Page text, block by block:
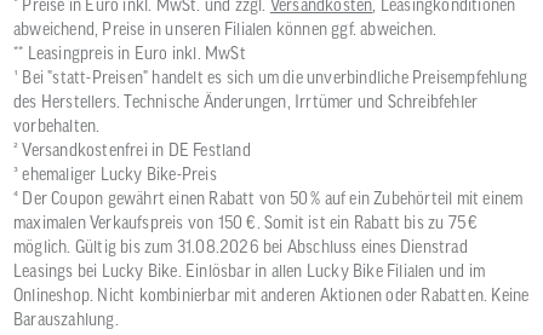
* Preise in Euro inkl. MwSt. und zzgl. Versandkosten, Leasingkonditionen
abweichend, Preise in unseren Filialen können ggf. abweichen.
** Leasingpreis in Euro inkl. MwSt
¹ Bei "statt-Preisen" handelt es sich um die unverbindliche Preisempfehlung
des Herstellers. Technische Änderungen, Irrtümer und Schreibfehler
vorbehalten.
² Versandkostenfrei in DE Festland
³ ehemaliger Lucky Bike-Preis
⁴ Der Coupon gewährt einen Rabatt von 50 % auf ein Zubehörteil mit einem
maximalen Verkaufspreis von 150 €. Somit ist ein Rabatt bis zu 75 €
möglich. Gültig bis zum 31.08.2026 bei Abschluss eines Dienstrad
Leasings bei Lucky Bike. Einlösbar in allen Lucky Bike Filialen und im
Onlineshop. Nicht kombinierbar mit anderen Aktionen oder Rabatten. Keine
Barauszahlung.